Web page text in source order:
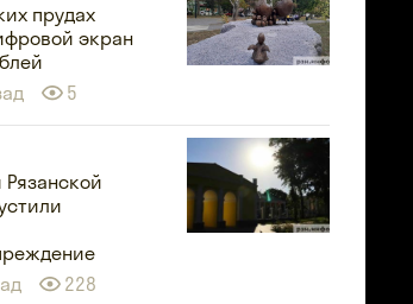
прудах
экран
5
228